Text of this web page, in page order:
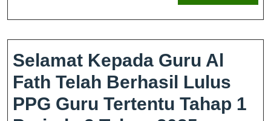
Selamat Kepada Guru Al
Fath Telah Berhasil Lulus
PPG Guru Tertentu Tahap 1